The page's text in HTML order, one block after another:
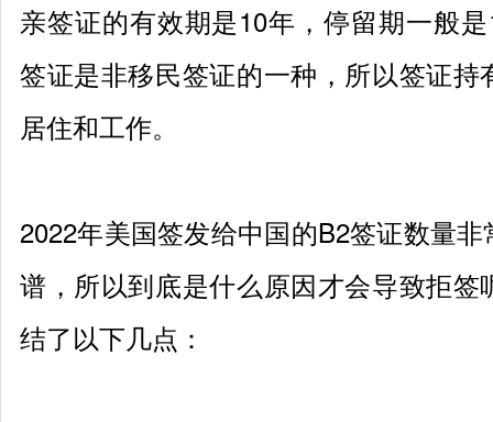
亲签证的有效期是10年，停留期一般是
签证是非移民签证的一种，所以签证
居住和工作。
2022年美国签发给中国的B2签证数量
谱，所以到底是什么原因才会导致拒
结了以下几点：